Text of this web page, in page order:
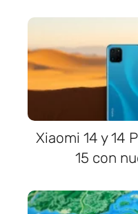
Xiaomi 14 y 14
15 con